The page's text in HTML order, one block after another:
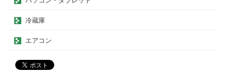
冷蔵庫
エアコン